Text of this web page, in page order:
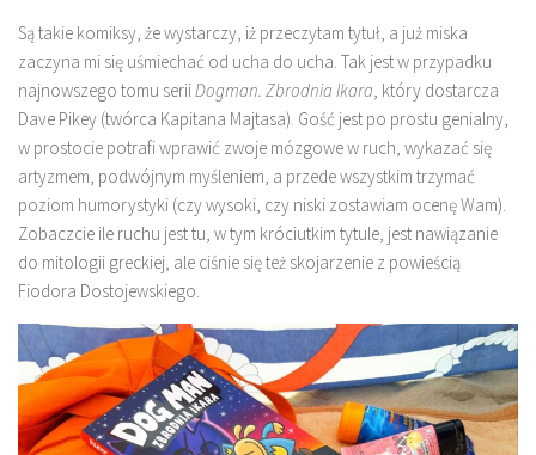
Są takie komiksy, że wystarczy, iż przeczytam tytuł, a już miska
zaczyna mi się uśmiechać od ucha do ucha. Tak jest w przypadku
najnowszego tomu seriiDogman. Zbrodnia Ikara, który dostarcza
Dave Pikey (twórca Kapitana Majtasa). Gość jest po prostu genialny,
w prostocie potrafi wprawić zwoje mózgowe w ruch, wykazać się
artyzmem, podwójnym myśleniem, a przede wszystkim trzymać
poziom humorystyki (czy wysoki, czy niski zostawiam ocenę Wam).
Zobaczcie ile ruchu jest tu, w tym króciutkim tytule, jest nawiązanie
do mitologii greckiej, ale ciśnie się też skojarzenie z powieścią
Fiodora Dostojewskiego.